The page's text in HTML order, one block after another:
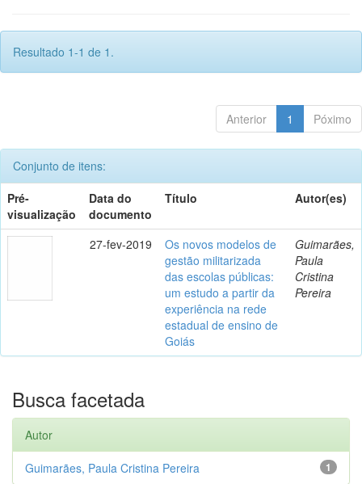
Resultado 1-1 de 1.
Anterior 1 Póximo
Conjunto de itens:
Pré-
visualização
Data do
documento
Título Autor(es)
27-fev-2019
Os novos modelos de
gestão militarizada
das escolas públicas:
um estudo a partir da
experiência na rede
estadual de ensino de
Goiás
Guimarães,
Paula
Cristina
Pereira
Busca facetada
Autor
1
Guimarães, Paula Cristina Pereira